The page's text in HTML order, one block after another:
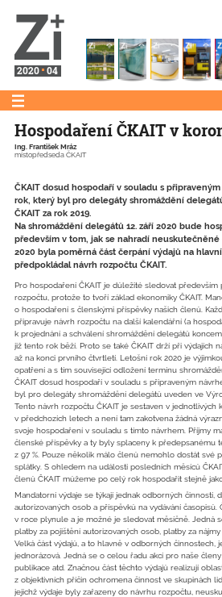
2020 04
Hospodaření ČKAIT v
Ing. František Mráz
místopředseda ČKAIT
ČKAIT dosud hospodaří v souladu s
rok, který byl pro delegáty shromáždění
ČKAIT za rok 2019.
Na shromáždění delegátů 12. září 2020 bude
především v tom, jak se nahradí neuskutečněné
2020 byla poměrná část čerpání výdajů na
předpokládal návrh rozpočtu ČKAIT.
Pro hospodaření ČKAIT je důležité sledovat především
rozpočtu, protože to tvoří základ ekonomiky ČKAIT.
o hospodaření s členskými příspěvky našich členů.
připravuje návrh rozpočtu na další kalendářní (a
k projednání a schválení shromáždění delegátů
již tento rok běží. Proto se také ČKAIT drží při výdajích
až na konci prvního čtvrtletí. Letošní rok 2020 je
opatření a s tím související odložení termínu
ČKAIT dosud hospodaří v souladu s připraveným
byl pro delegáty shromáždění delegátů uveden ve
Tento návrh rozpočtu ČKAIT je sestaven v jednotlivých
v předchozích letech a není tam zakotvena žádná
svoje hospodaření v souladu s tímto návrhem. Příjmy
členské příspěvky a ty byly splaceny k předepsanému
z 97 %. Pouze několik málo členů nemohlo dostát své
splátky. S ohledem na události posledních měsíců
členů ČKAIT můžeme po celý rok hospodařit stejně
Mandatorní výdaje se týkají jednak odborných činností,
autorizovaných osob a příspěvků na vydávání časopisů.
v roce plynule a je možné je sledovat měsíčně. Jedná
platby za pojištění autorizovaných osob, platby za
Velká část výdajů, a to hlavně v odborných činnostech,
jednorázová. Jedná se o celou řadu akcí pro naše
publikace atd. Značnou část těchto výdajů realizují
z objektivních příčin ochromena činnost ve skupinách
jejichž výdaje byly zařazeny do návrhu rozpočtu,